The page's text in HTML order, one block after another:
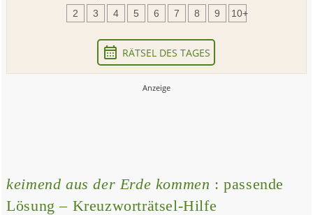
2 3 4 5 6 7 8 9 10+
RÄTSEL DES TAGES
keimend aus der Erde kommen : passende
Lösung – Kreuzworträtsel-Hilfe